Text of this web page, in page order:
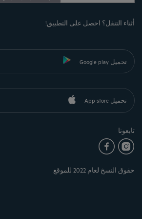
أثناء التنقل؟ احصل على التطبيق!
تحميل Google play
تحميل App store
تابعونا
حقوق النسخ لعام 2022 للموقع